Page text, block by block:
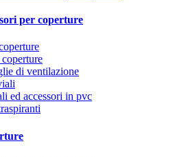
per coperture
di ventilazione
ed accessori in pvc